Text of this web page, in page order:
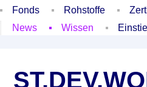
Fonds
Rohstoffe
News
Wissen